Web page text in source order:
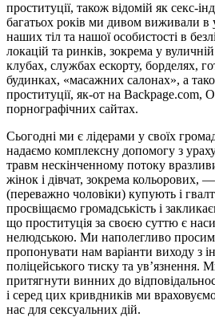
проституції, також відомій як секс-
багатьох років ми дивом виживали в
наших тіл та нашої особистості в
локацій та ринків, зокрема у
клубах, службах ескорту, борделях,
будинках, «масажних салонах», а
проституції, як-от на Backpage.com,
порнографічних сайтах.
Сьогодні ми є лідерами у своїх
надаємо комплексну допомогу з
травм нескінченному потоку
жінок і дівчат, зокрема кольорових,
(переважно чоловіки) купують і
просвіщаємо громадськість і
що проституція за своєю суттю є
нелюдською. Ми наполегливо
пропонувати нам варіанти виходу з
поліцейського тиску та ув’язнення.
притягнути винних до
і серед цих кривдників ми
нас для сексуальних дій.